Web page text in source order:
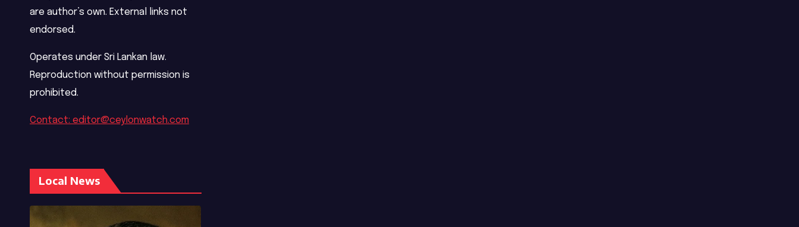
are author’s own. External links not
endorsed.
Operates under Sri Lankan law.
Reproduction without permission is
prohibited.
Contact: editor@ceylonwatch.com
Local News